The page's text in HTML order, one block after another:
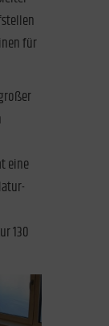
für
eine
130